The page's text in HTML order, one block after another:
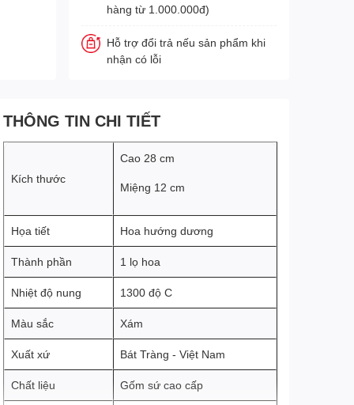
hàng từ 1.000.000đ)
Hỗ trợ đổi trả nếu sản phẩm khi
nhận có lỗi
THÔNG TIN CHI TIẾT
Kích thước
Cao 28 cm
Miệng 12 cm
Họa tiết Hoa hướng dương
Thành phần 1 lọ hoa
Nhiệt độ nung 1300 độ C
Màu sắc Xám
Xuất xứ Bát Tràng - Việt Nam
Chất liệu Gốm sứ cao cấp